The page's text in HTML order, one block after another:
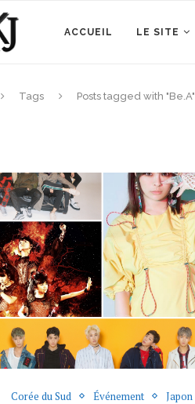
ACCUEIL LE SITE
Tags Posts tagged with "Be.A"
Corée du Sud Événement Japon